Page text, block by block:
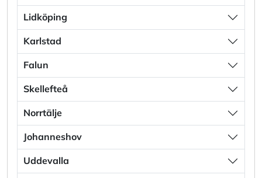
Lidköping
Karlstad
Falun
Skellefteå
Norrtälje
Johanneshov
Uddevalla